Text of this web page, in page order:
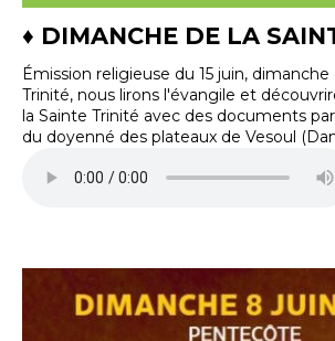
♦ DIMANCHE DE LA
Émission religieuse du 15 juin, dimanche
Trinité, nous lirons l'évangile et
la Sainte Trinité avec des documents
du doyenné des plateaux de Vesoul